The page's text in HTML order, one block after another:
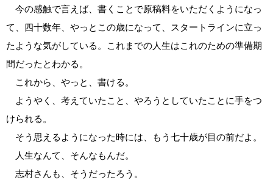
今の感触で言えば、書くことで原稿料をいただくようになっ
て、四十数年、やっとこの歳になって、スタートラインに立っ
たような気がしている。これまでの人生はこれのための準備期
間だったとわかる。
これから、やっと、書ける。
ようやく、考えていたこと、やろうとしていたことに手をつ
けられる。
そう思えるようになった時には、もう七十歳が目の前だよ。
人生なんて、そんなもんだ。
志村さんも、そうだったろう。